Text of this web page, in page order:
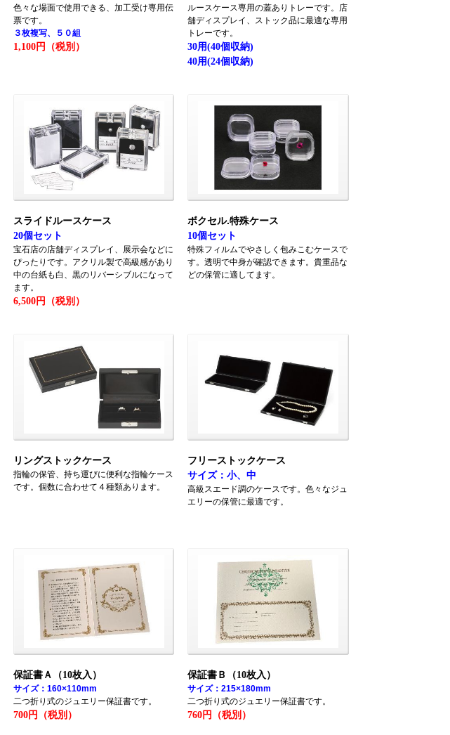
色々な場面で使用できる、加工受け専用伝
票です。
３枚複写、５０組
1,100円（税別）
ルースケース専用の蓋ありトレーです。店
舗ディスプレイ、ストック品に最適な専用
トレーです。
30用(40個収納)
40用(24個収納)
スライドルースケース
20個セット
宝石店の店舗ディスプレイ、展示会などに
ぴったりです。アクリル製で高級感があり
中の台紙も白、黒のリバーシブルになって
ます。
6,500円（税別）
ボクセル.特殊ケース
10個セット
特殊フィルムでやさしく包みこむケースで
す。透明で中身が確認できます。貴重品な
どの保管に適してます。
リングストックケース
指輪の保管、持ち運びに便利な指輪ケース
です。個数に合わせて４種類あります。
フリーストックケース
サイズ：小、中
高級スエード調のケースです。色々なジュ
エリーの保管に最適です。
保証書Ａ（10枚入）
サイズ：160×110mm
二つ折り式のジュエリー保証書です。
700円（税別）
保証書Ｂ（10枚入）
サイズ：215×180mm
二つ折り式のジュエリー保証書です。
760円（税別）